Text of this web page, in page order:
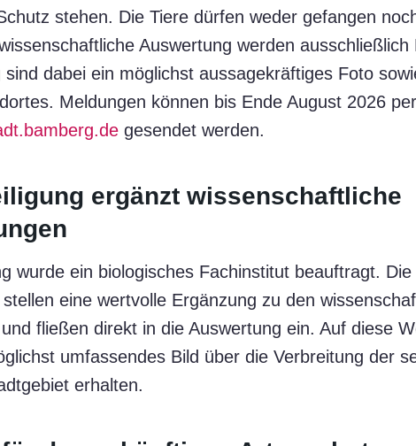
stehen. Die Tiere dürfen weder gefangen
Auswertung werden ausschließlich
sind dabei ein möglichst aussagekräftiges Foto
Meldungen können bis Ende August 2026
gesendet werden.
ergänzt wissenschaftliche
wurde ein biologisches Fachinstitut beauftragt.
eine wertvolle Ergänzung zu den
fließen direkt in die Auswertung ein. Auf diese
umfassendes Bild über die Verbreitung der
erhalten.